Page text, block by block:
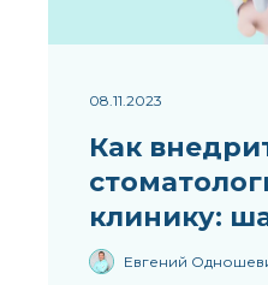
08.11.2023
Как
клинику:
Евгений